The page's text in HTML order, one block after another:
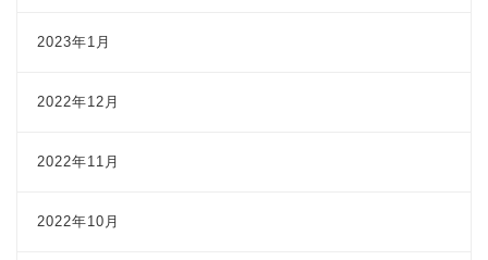
2023年1月
2022年12月
2022年11月
2022年10月